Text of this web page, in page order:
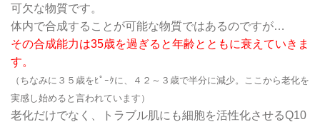
可欠な物質です。
体内で合成することが可能な物質ではあるのですが…
その合成能力は35歳を過ぎると年齢とともに衰えていきま
す。
（ちなみに３５歳をﾋﾟｰｸに、４２～３歳で半分に減少。ここから老化を
実感し始めると言われています）
老化だけでなく、トラブル肌にも細胞を活性化させるQ10